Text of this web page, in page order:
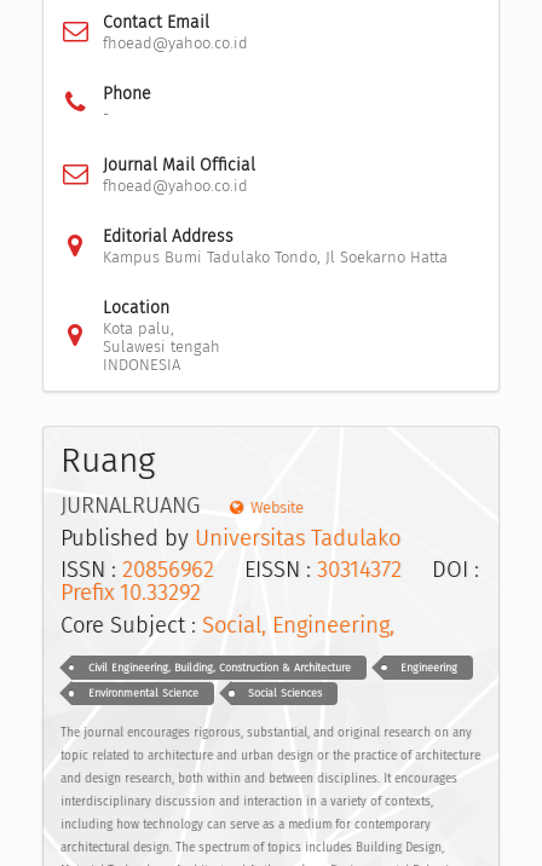
Contact Email
fhoead@yahoo.co.id
Phone
-
Journal Mail Official
fhoead@yahoo.co.id
Editorial Address
Kampus Bumi Tadulako Tondo, Jl Soekarno Hatta
Location
Kota palu,
Sulawesi tengah
INDONESIA
Ruang
JURNALRUANG Website
Published by Universitas Tadulako
ISSN : 20856962 EISSN : 30314372 DOI :
Prefix 10.33292
Core Subject : Social, Engineering,
Civil Engineering, Building, Construction & Architecture Engineering
Environmental Science Social Sciences
The journal encourages rigorous, substantial, and original research on any
topic related to architecture and urban design or the practice of architecture
and design research, both within and between disciplines. It encourages
interdisciplinary discussion and interaction in a variety of contexts,
including how technology can serve as a medium for contemporary
architectural design. The spectrum of topics includes Building Design,